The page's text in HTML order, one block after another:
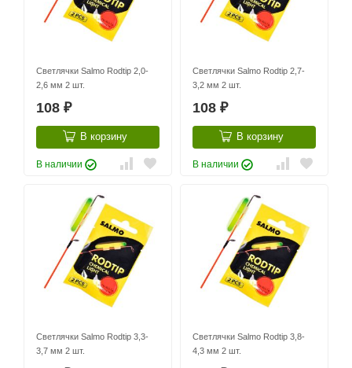
Светлячки Salmo Rodtip 2,0-
2,6 мм 2 шт.
108 ₽
В корзину
В наличии
Светлячки Salmo Rodtip 2,7-
3,2 мм 2 шт.
108 ₽
В корзину
В наличии
Светлячки Salmo Rodtip 3,3-
3,7 мм 2 шт.
Светлячки Salmo Rodtip 3,8-
4,3 мм 2 шт.